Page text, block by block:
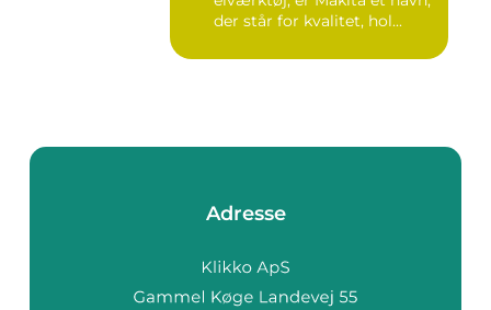
der står for kvalitet, hol...
Adresse